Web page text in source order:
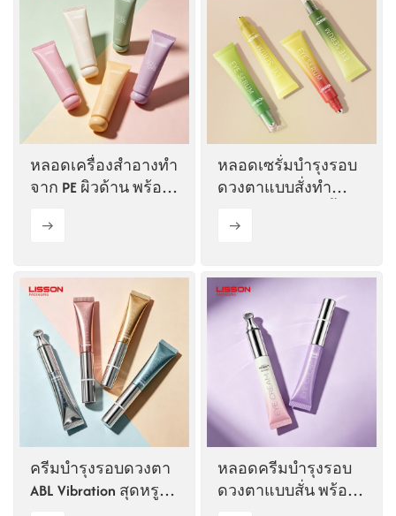
หลอดเครื่องสำอางทำ
จาก PE ผิวด้าน พร้อม
PP
หลอดเซรั่มบำรุงรอบ
ดวงตาแบบสั่งทำ
เหล็ก
ครีมบำรุงรอบดวงตา
ABL Vibration สุดหรูใน
หลอดครีมบำรุงรอบ
ดวงตาแบบสั่น พร้อม